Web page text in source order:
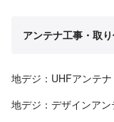
アンテナ工事・取
地デジ：UHFアンテナ
地デジ：デザインアン